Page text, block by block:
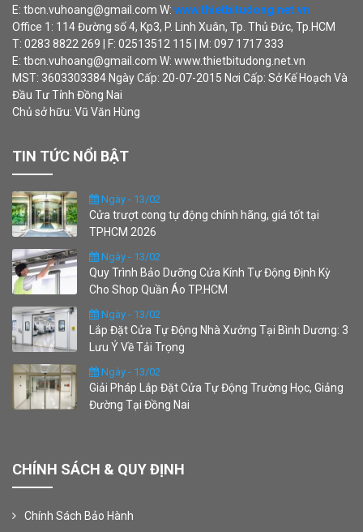
E: tbcn.vuhoang@gmail.com W: www.thietbitudong.net.vn
Office 1: 114 Đường số 4, Kp3, P. Linh Xuân, Tp. Thủ Đức, Tp.HCM
T: 0283 8822 269 | F: 02513512 115 | M: 097 1717 333
E: tbcn.vuhoang@gmail.com W: www.thietbitudong.net.vn
MST: 3603303384 Ngày Cấp: 20-07-2015 Nơi Cấp: Sở Kế Hoạch Và
Đầu Tư Tỉnh Đồng Nai
Chủ sở hữu: Vũ Văn Hùng
TIN TỨC NỔI BẬT
Ngày - 13/02
Cửa trượt cong tự động chính hãng, giá tốt tại
TPHCM 2026
Ngày - 13/02
Quy Trình Bảo Dưỡng Cửa Kính Tự Động Định Kỳ
Cho Shop Quần Áo TP.HCM
Ngày - 13/02
Lắp Đặt Cửa Tự Động Nhà Xưởng Tại Bình Dương: 3
Lưu Ý Về Tải Trọng
Ngày - 13/02
Giải Pháp Lắp Đặt Cửa Tự Động Trường Học, Giảng
Đường Tại Đồng Nai
CHÍNH SÁCH & QUY ĐỊNH
Chính Sách Bảo Hành